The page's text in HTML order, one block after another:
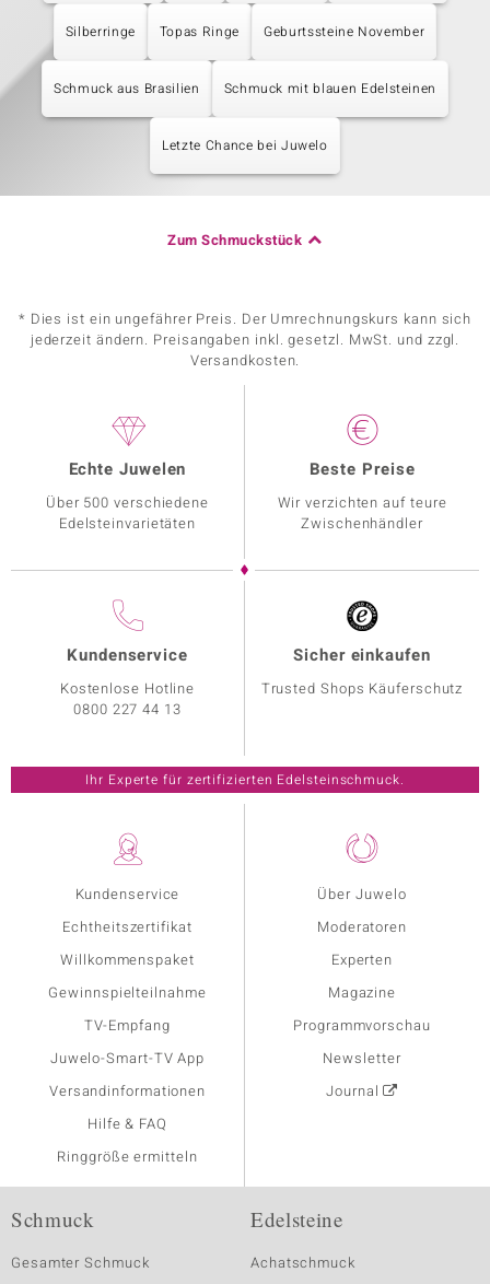
Silberringe Topas Ringe Geburtssteine November
Schmuck aus Brasilien Schmuck mit blauen Edelsteinen
Letzte Chance bei Juwelo
Zum Schmuckstück
* Dies ist ein ungefährer Preis. Der Umrechnungskurs kann sich
jederzeit ändern. Preisangaben inkl. gesetzl. MwSt. und zzgl.
Versandkosten.
Kundenservice
Echtheitszertifikat
Willkommenspaket
Gewinnspielteilnahme
TV-Empfang
Juwelo-Smart-TV App
Versandinformationen
Hilfe & FAQ
Ringgröße ermitteln
Über Juwelo
Moderatoren
Experten
Magazine
Programmvorschau
Newsletter
Journal
Echte Juwelen
Über 500 verschiedene
Edelsteinvarietäten
Beste Preise
Wir verzichten auf teure
Zwischenhändler
Kundenservice
Kostenlose Hotline
0800 227 44 13
Sicher einkaufen
Trusted Shops Käuferschutz
Ihr Experte für zertifizierten Edelsteinschmuck.
Schmuck
Gesamter Schmuck
Edelsteine
Achatschmuck